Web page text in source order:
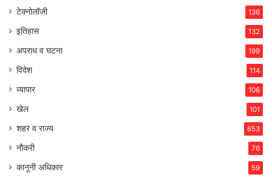
टेक्नोलॉजी 136
इतिहास 132
अपराध व घटना 199
विदेश 114
व्यापार 106
खेल 101
शहर व राज्य 653
नौकरी 76
कानूनी अधिकार 59